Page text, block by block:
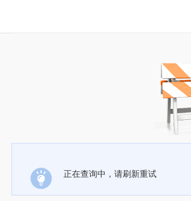
正在查询中，请刷新重试